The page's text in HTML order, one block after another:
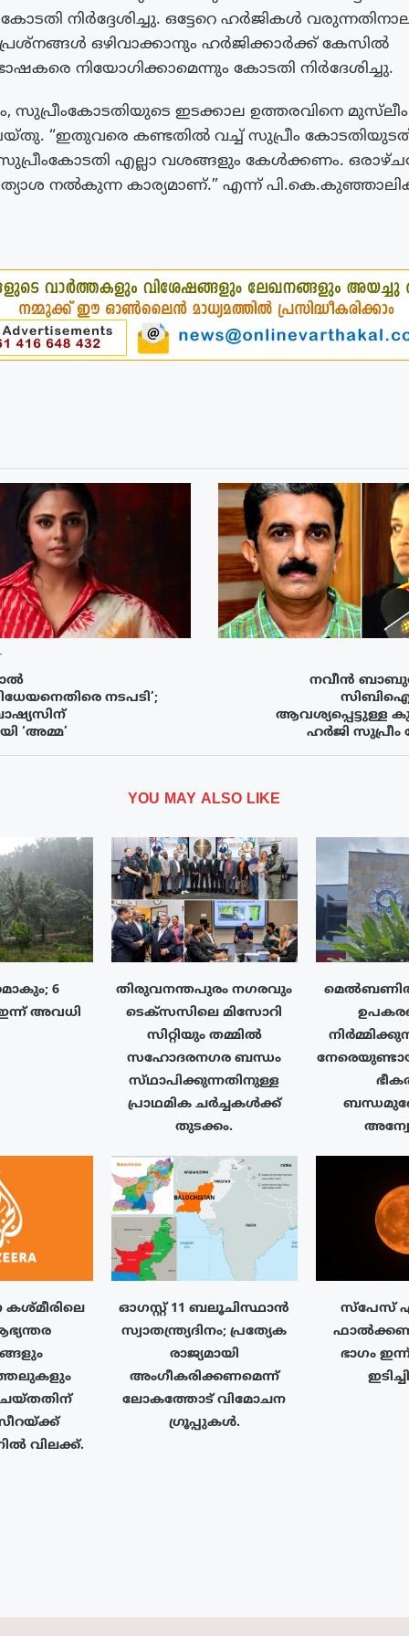
കോടതി നിര്‍ദ്ദേശിച്ചു. ഒട്ടേറെ ഹർജികൾ
ഒഴിവാക്കാനും ഹർജിക്കാർക്ക് കേസിൽ
നിയോഗിക്കാമെന്നും കോടതി നിർദേശിച്ചു.
ഇടക്കാല ഉത്തരവിനെ മുസ്‌ലീം
“ഇതുവരെ കണ്ടതിൽ വച്ച് സുപ്രീം കോടതിയുടത്
എല്ലാ വശങ്ങളും കേൾക്കണം.
നൽകുന്ന കാര്യമാണ്.” എന്ന്
നടപടി’;
‘അമ്മ’
നവീൻ
ആവശ്യപ്പെട്ടുള്ള
ഹർജി സുപ്രീം
YOU MAY ALSO LIKE
6
അവധി
തിരുവനന്തപുരം നഗരവും
ടെക്‌സസിലെ മിസോറി
സിറ്റിയും തമ്മിൽ
സഹോദരനഗര ബന്ധം
സ്‌ഥാപിക്കുന്നതിനുള്ള
പ്രാഥമിക ചർച്ചകൾക്ക്
തുടക്കം.
ചെയ്തതിന്
വിലക്ക്.
ഓഗസ്റ്റ് 11 ബലൂചിസ്ഥാൻ
സ്വാതന്ത്ര്യദിനം; പ്രത്യേക
രാജ്യമായി
അംഗീകരിക്കണമെന്ന്
ലോകത്തോട് വിമോചന
ഗ്രൂപ്പുകൾ.
സ്‌പേസ്
ഫാൽക്കൺ
ഭാഗം